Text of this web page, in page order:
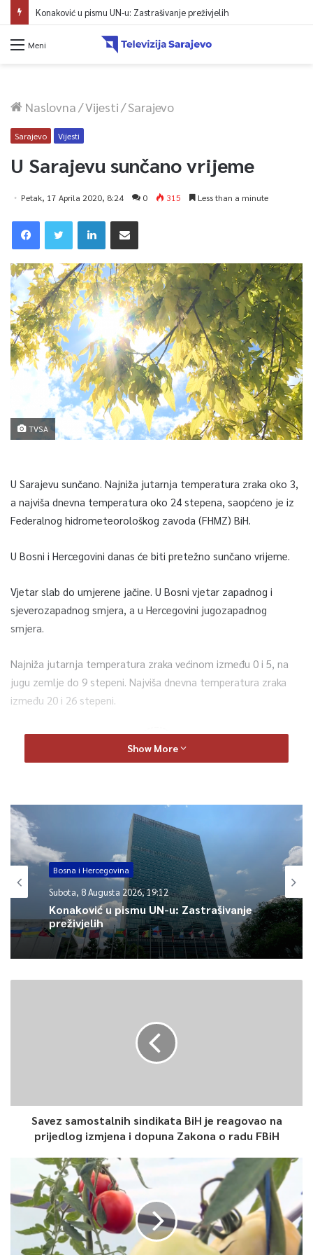
Konaković u pismu UN-u: Zastrašivanje preživjelih
Meni
Naslovna/Vijesti/Sarajevo
Sarajevo Vijesti
U Sarajevu sunčano vrijeme
Petak, 17 Aprila 2020, 8:24 0 315 Less than a minute
TVSA
U Sarajevu sunčano. Najniža jutarnja temperatura zraka oko 3,
a najviša dnevna temperatura oko 24 stepena, saopćeno je iz
Federalnog hidrometeorološkog zavoda (FHMZ) BiH.
U Bosni i Hercegovini danas će biti pretežno sunčano vrijeme.
Vjetar slab do umjerene jačine. U Bosni vjetar zapadnog i
sjeverozapadnog smjera, a u Hercegovini jugozapadnog
smjera.
Najniža jutarnja temperatura zraka većinom između 0 i 5, na
jugu zemlje do 9 stepeni. Najviša dnevna temperatura zraka
između 20 i 26 stepeni.
0
Show More
Bosna i Hercegovina
Subota, 8 Augusta 2026, 19:12
Konaković u pismu UN-u: Zastrašivanje
preživjelih
Savez samostalnih sindikata BiH je reagovao na
prijedlog izmjena i dopuna Zakona o radu FBiH